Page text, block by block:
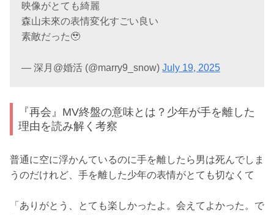
映像がとても綺麗
森山未來の表情変化すごい良い
素敵だった🥹
— 深月@婚活 (@marry9_snow)July 19, 2025
『再会』MV終盤の意味とは？少年が手を離した
理由を読み解く考察
普通に空に浮かんているのに手を離したら男は死んでしま
うのだけれど、手を離した少年の表情がとても切なくて
「ありがとう、とても楽しかったよ。会えてよかった。で